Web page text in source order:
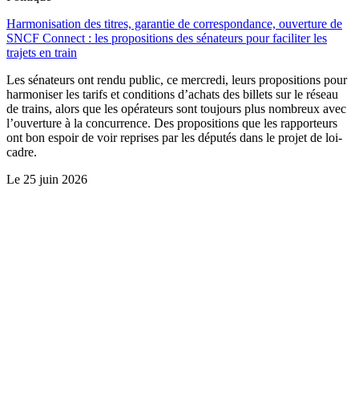
Harmonisation des titres, garantie de correspondance, ouverture de
SNCF Connect : les propositions des sénateurs pour faciliter les
trajets en train
Les sénateurs ont rendu public, ce mercredi, leurs propositions pour
harmoniser les tarifs et conditions d’achats des billets sur le réseau
de trains, alors que les opérateurs sont toujours plus nombreux avec
l’ouverture à la concurrence. Des propositions que les rapporteurs
ont bon espoir de voir reprises par les députés dans le projet de loi-
cadre.
Le 25 juin 2026